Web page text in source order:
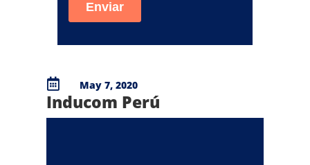
 May 7, 2020
Inducom Perú